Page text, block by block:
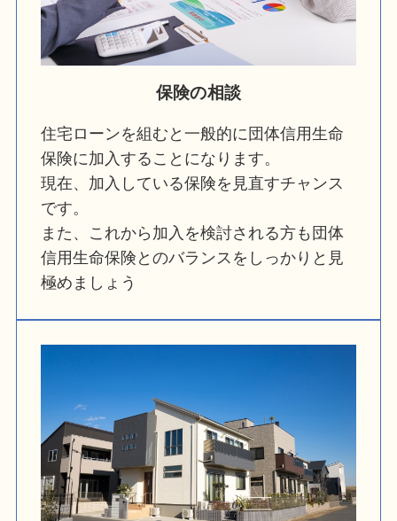
保険の相談
住宅ローンを組むと一般的に団体信用生命
保険に加入することになります。
現在、加入している保険を見直すチャンス
です。
また、これから加入を検討される方も団体
信用生命保険とのバランスをしっかりと見
極めましょう